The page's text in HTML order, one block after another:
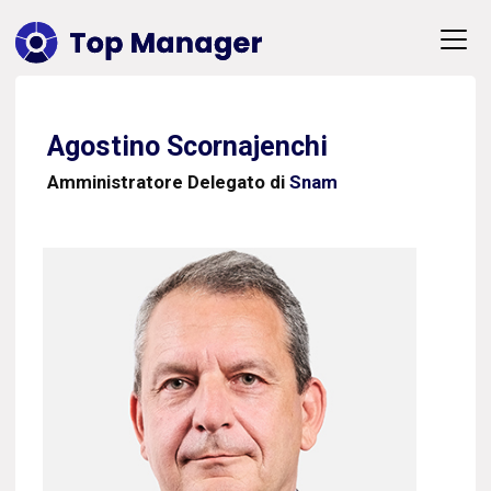
Agostino Scornajenchi
Amministratore Delegato di Snam